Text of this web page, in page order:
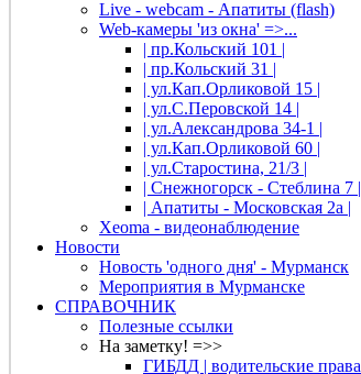
Live - webcam - Апатиты (flash)
Web-камеры 'из окна' =>...
| пр.Кольский 101 |
| пр.Кольский 31 |
| ул.Кап.Орликовой 15 |
| ул.С.Перовской 14 |
| ул.Александрова 34-1 |
| ул.Кап.Орликовой 60 |
| ул.Старостина, 21/3 |
| Снежногорск - Стеблина 7 |
| Апатиты - Московская 2а |
Xeoma - видеонаблюдение
Новости
Новость 'одного дня' - Мурманск
Мероприятия в Мурманске
СПРАВОЧНИК
Полезные ссылки
На заметку! =>>
ГИБДД | водительские права